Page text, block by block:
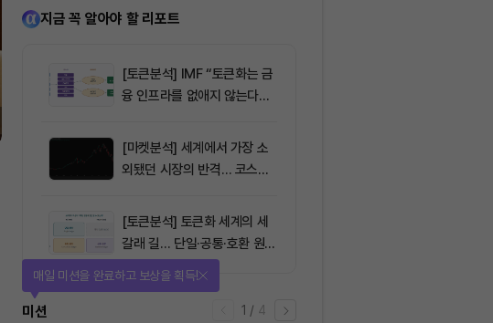
지금 꼭 알아야 할 리포트
[토큰분석] IMF “토큰화는 금
융 인프라를 없애지 않는다…
뿐”
[마켓분석] 세계에서 가장 소
외됐던 시장의 반격… 코스피
[토큰분석] 토큰화 세계의 세
갈래 길… 단일·공통·호환 원장
이 가르는 ‘원자적 결제’의 운
1 / 4
미션
매일 미션을 완료하고 보상을 획득!